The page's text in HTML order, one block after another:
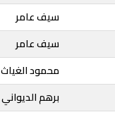
سيف عامر
سيف عامر
محمود الغياث
برهم الديواني